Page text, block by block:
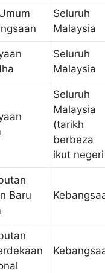
Seluruh
Malaysia
Seluruh
Malaysia
Seluruh
Malaysia
(tarikh
berbeza
ikut
Baru